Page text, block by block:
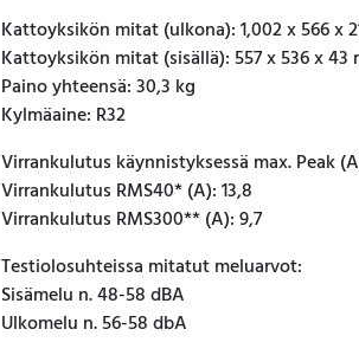
Kattoyksikön mitat (ulkona): 1,002 x 566 x
Kattoyksikön mitat (sisällä): 557 x 536 x 43
Paino yhteensä: 30,3 kg
Kylmäaine: R32
Virrankulutus käynnistyksessä max. Peak
Virrankulutus RMS40* (A): 13,8
Virrankulutus RMS300** (A): 9,7
Testiolosuhteissa mitatut meluarvot:
Sisämelu n. 48-58 dBA
Ulkomelu n. 56-58 dbA